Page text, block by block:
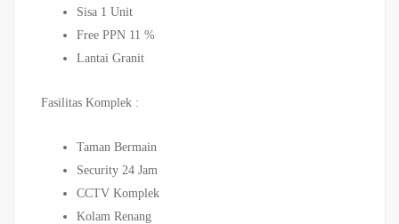
Sisa 1 Unit
Free PPN 11 %
Lantai Granit
Fasilitas Komplek :
Taman Bermain
Security 24 Jam
CCTV Komplek
Kolam Renang